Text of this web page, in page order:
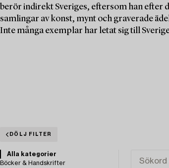
berör indirekt Sveriges, eftersom han efter
samlingar av konst, mynt och graverade
Inte många exemplar har letat sig till
DÖLJ FILTER
Alla kategorier
Böcker & Handskrifter